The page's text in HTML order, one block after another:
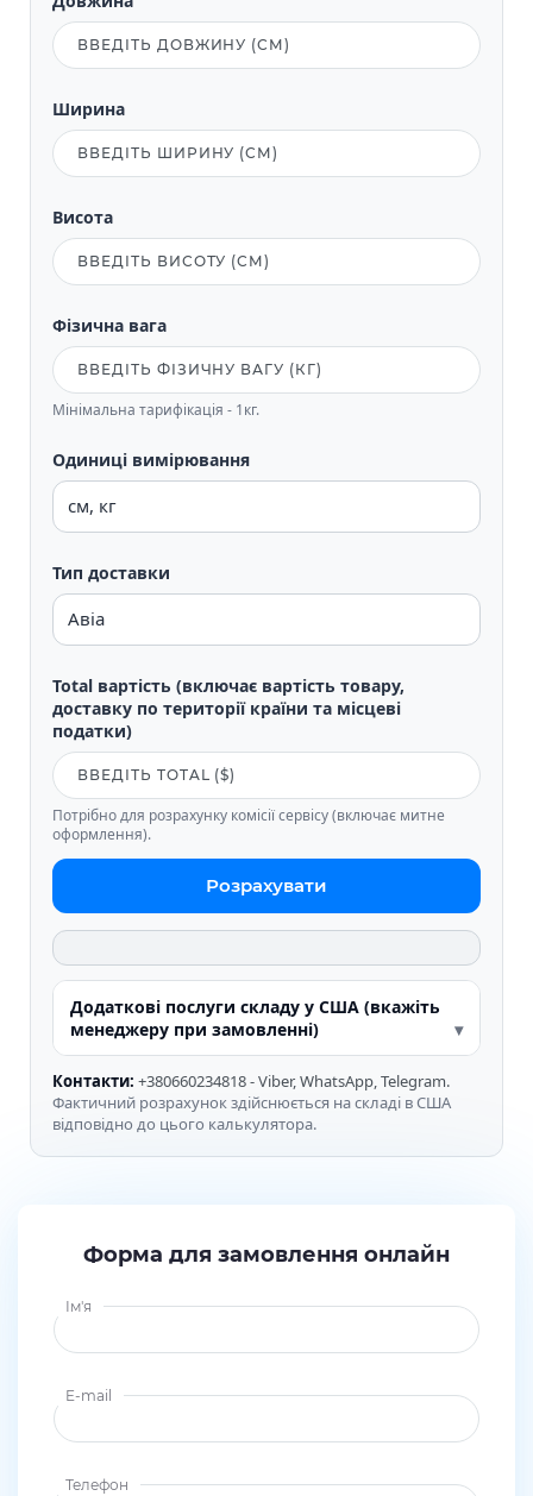
Ширина
Висота
Фізична вага
Мінімальна тарифікація - 1кг.
Одиниці вимірювання
Тип доставки
Total вартість (включає вартість товару,
доставку по території країни та місцеві
податки)
Потрібно для розрахунку комісії сервісу (включає митне
оформлення).
Розрахувати
Додаткові послуги складу у США (вкажіть
менеджеру при замовленні)
Контакти: +380660234818 - Viber, WhatsApp, Telegram.
Фактичний розрахунок здійснюється на складі в США
відповідно до цього калькулятора.
Форма для замовлення онлайн
Ім'я
E-mail
Телефон